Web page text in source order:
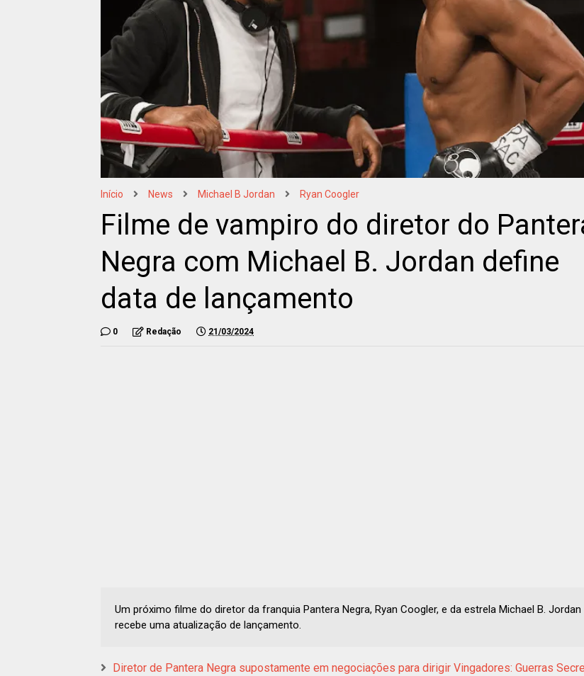
Início News Michael B Jordan Ryan Coogler
Filme de vampiro do diretor do
Negra com Michael B. Jordan define
data de lançamento
0 Redação 21/03/2024
Um próximo filme do diretor da franquia Pantera Negra, Ryan Coogler, e da estrela Michael B. Jordan
recebe uma atualização de lançamento.
Diretor de Pantera Negra supostamente em negociações para dirigir Vingadores: Guerras